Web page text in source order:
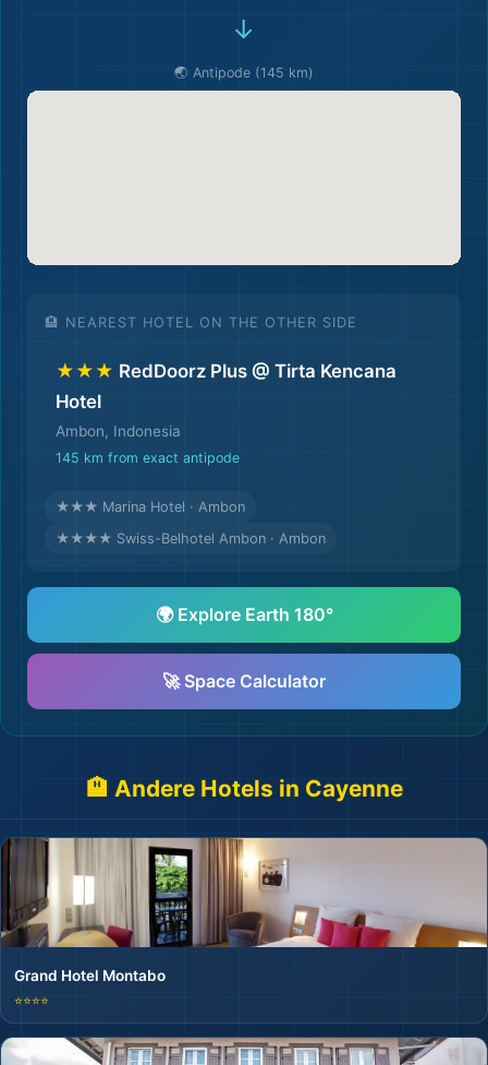
🏨
→
🌏 Antipode (145 km)
🏨 NEAREST HOTEL ON THE OTHER SIDE
★★★ RedDoorz Plus @ Tirta Kencana
Hotel
Ambon, Indonesia
145 km from exact antipode
★★★ Marina Hotel · Ambon
★★★★ Swiss-Belhotel Ambon · Ambon
🌍 Explore Earth 180°
🚀 Space Calculator
🏨 Andere Hotels in Cayenne
Grand Hotel Montabo
⭐⭐⭐⭐